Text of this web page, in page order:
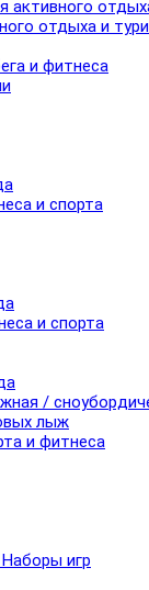
активного
отдыха и
и фитнеса
и спорта
и спорта
/
лыж
и фитнеса
игр